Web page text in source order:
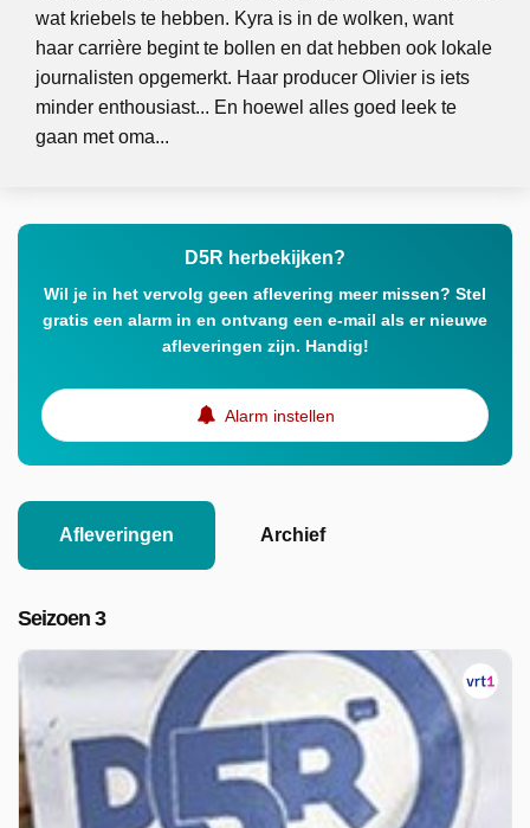
wat kriebels te hebben. Kyra is in de wolken, want
haar carrière begint te bollen en dat hebben ook lokale
journalisten opgemerkt. Haar producer Olivier is iets
minder enthousiast... En hoewel alles goed leek te
gaan met oma...
D5R herbekijken?
Wil je in het vervolg geen aflevering meer missen? Stel
gratis een alarm in en ontvang een e-mail als er nieuwe
afleveringen zijn. Handig!
Alarm instellen
Afleveringen Archief
Seizoen 3